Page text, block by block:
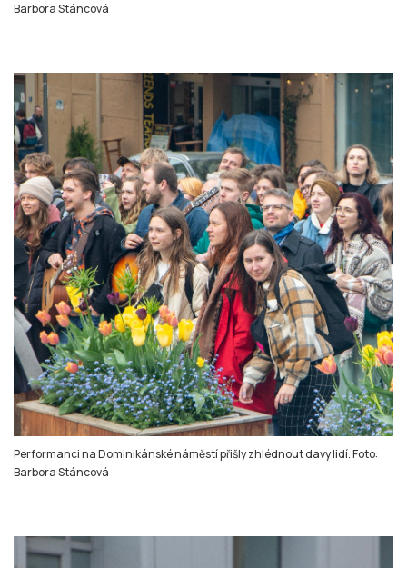
Barbora Stáncová
Performanci na Dominikánské náměstí přišly zhlédnout davy lidí. Foto:
Barbora Stáncová